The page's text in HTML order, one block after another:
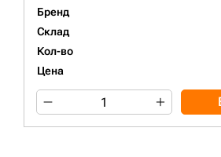
Бренд
Склад
Кол-во
Цена